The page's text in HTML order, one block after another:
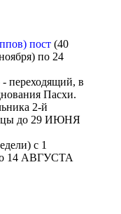
пост (40
по 24
переходящий, в
Пасхи.
2-й
до 29 ИЮНЯ
с 1
14 АВГУСТА